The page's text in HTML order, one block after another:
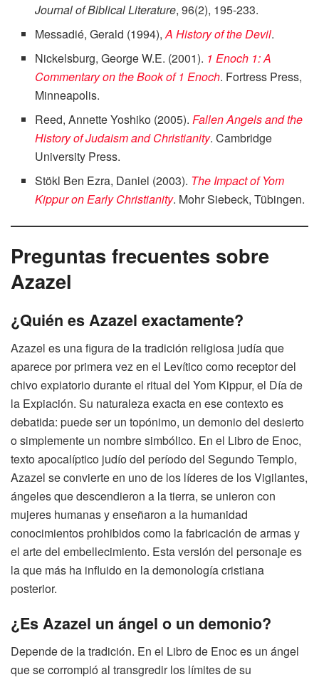
Journal of Biblical Literature, 96(2), 195-233.
Messadié, Gerald (1994),A History of the Devil.
Nickelsburg, George W.E. (2001). 1 Enoch 1: A
Commentary on the Book of 1 Enoch. Fortress Press,
Minneapolis.
Reed, Annette Yoshiko (2005). Fallen Angels and the
History of Judaism and Christianity. Cambridge
University Press.
Stökl Ben Ezra, Daniel (2003). The Impact of Yom
Kippur on Early Christianity. Mohr Siebeck, Tübingen.
Preguntas frecuentes sobre
Azazel
¿Quién es Azazel exactamente?
Azazel es una figura de la tradición religiosa judía que
aparece por primera vez en el Levítico como receptor del
chivo expiatorio durante el ritual del Yom Kippur, el Día de
la Expiación. Su naturaleza exacta en ese contexto es
debatida: puede ser un topónimo, un demonio del desierto
o simplemente un nombre simbólico. En el Libro de Enoc,
texto apocalíptico judío del período del Segundo Templo,
Azazel se convierte en uno de los líderes de los Vigilantes,
ángeles que descendieron a la tierra, se unieron con
mujeres humanas y enseñaron a la humanidad
conocimientos prohibidos como la fabricación de armas y
el arte del embellecimiento. Esta versión del personaje es
la que más ha influido en la demonología cristiana
posterior.
¿Es Azazel un ángel o un demonio?
Depende de la tradición. En el Libro de Enoc es un ángel
que se corrompió al transgredir los límites de su